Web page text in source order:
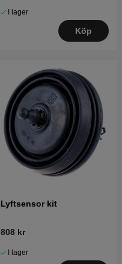
I lager
Köp
Lyftsensor kit
808 kr
I lager